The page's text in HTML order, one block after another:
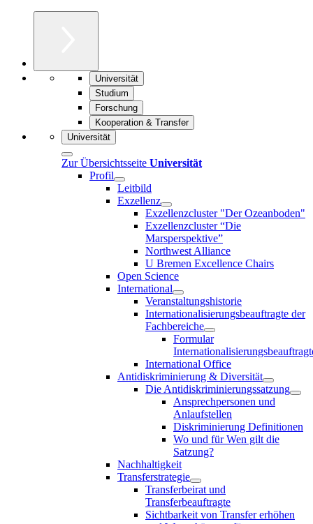
Universität
Studium
Forschung
Kooperation & Transfer
Universität
Zur Übersichtsseite Universität
Profil
Leitbild
Exzellenz
Exzellenzcluster "Der Ozeanboden"
Exzellenzcluster “Die
Marsperspektive”
Northwest Alliance
U Bremen Excellence Chairs
Open Science
International
Veranstaltungshistorie
Internationalisierungsbeauftragte der
Fachbereiche
Formular
International Office
Antidiskriminierung & Diversität
Die Antidiskriminierungssatzung
Ansprechpersonen und
Anlaufstellen
Diskriminierung Definitionen
Wo und für Wen gilt die
Satzung?
Nachhaltigkeit
Transferstrategie
Transferbeirat und
Transferbeauftragte
Sichtbarkeit von Transfer erhöhen